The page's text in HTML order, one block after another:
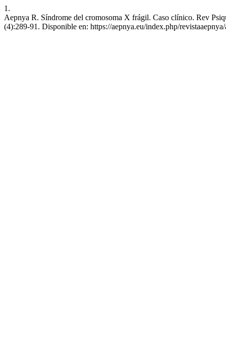
1.
Aepnya R. Síndrome del cromosoma X frágil. Caso clínico. Rev
(4):289-91. Disponible en: https://aepnya.eu/index.php/